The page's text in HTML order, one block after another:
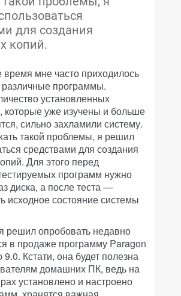
для создания
копий.
время мне часто приходилось
различные программы.
установленных
которые уже изучены и больше
сильно захламили систему.
такой проблемы, я решил
средствами для создания
Для этого перед
программ нужно
диска, а после теста —
исходное состояние системы
решил опробовать недавно
в продаже программу Paragon
Кстати, она будет полезна
домашних ПК, ведь на
установлено и настроено